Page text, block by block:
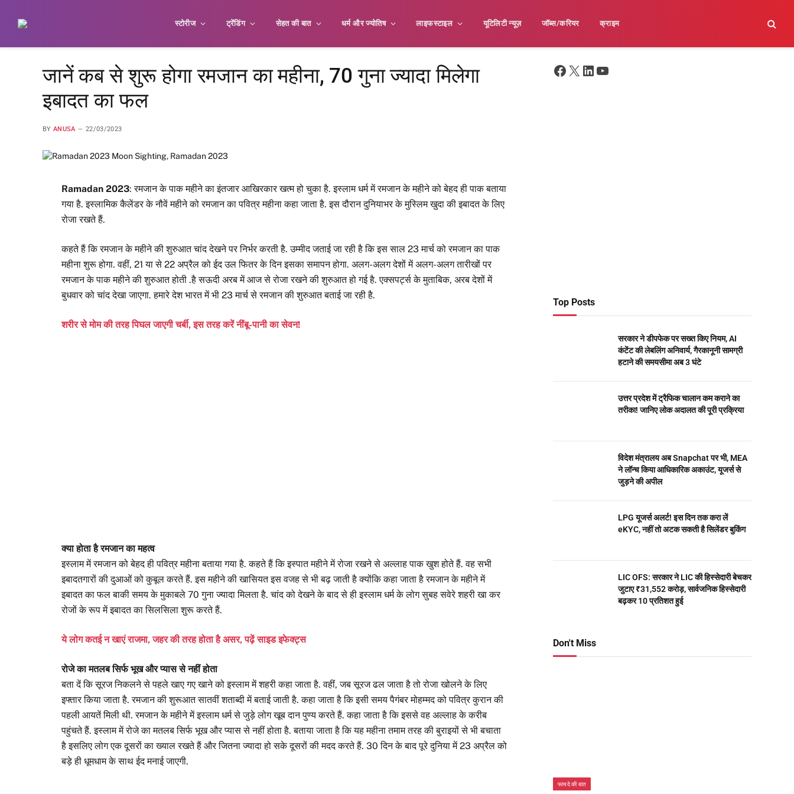
स्टोरीज ट्रेंडिंग सेहत की बात धर्म और ज्योतिष लाइफस्टाइल यूटिलिटी न्यूज़ जॉब्स/करियर क्राइम
जानें कब से शुरू होगा रमजान का महीना, 70 गुना ज्यादा मिलेगा
इबादत का फल
BY ANUSA 22/03/2023
Ramadan 2023: रमजान के पाक महीने का इंतजार आखिरकार खत्म हो चुका है. इस्लाम धर्म में रमजान के महीने को बेहद ही पाक बताया
गया है. इस्लामिक कैलेंडर के नौवें महीने को रमजान का पवित्र महीना कहा जाता है. इस दौरान दुनियाभर के मुस्लिम खुदा की इबादत के लिए
रोजा रखते हैं.
कहते हैं कि रमजान के महीने की शुरुआत चांद देखने पर निर्भर करती है. उम्मीद जताई जा रही है कि इस साल 23 मार्च को रमजान का पाक
महीना शुरू होगा. वहीं, 21 या से 22 अप्रैल को ईद उल फितर के दिन इसका समापन होगा. अलग-अलग देशों में अलग-अलग तारीखों पर
रमजान के पाक महीने की शुरुआत होती .है सऊदी अरब में आज से रोजा रखने की शुरुआत हो गई है. एक्सपर्ट्स के मुताबिक, अरब देशों में
बुधवार को चांद देखा जाएगा. हमारे देश भारत में भी 23 मार्च से रमजान की शुरुआत बताई जा रही है.
शरीर से मोम की तरह पिघल जाएगी चर्बी, इस तरह करें नींबू-पानी का सेवन!
क्या होता है रमजान का महत्व
इस्लाम में रमजान को बेहद ही पवित्र महीना बताया गया है. कहते हैं कि इस्पात महीने में रोजा रखने से अल्लाह पाक खुश होते हैं. वह सभी
इबादतगारों की दुआओं को कुबूल करते हैं. इस महीने की खासियत इस वजह से भी बढ़ जाती है क्योंकि कहा जाता है रमजान के महीने में
इबादत का फल बाकी समय के मुकाबले 70 गुना ज्यादा मिलता है. चांद को देखने के बाद से ही इस्लाम धर्म के लोग सुबह सवेरे शहरी खा कर
रोजों के रूप में इबादत का सिलसिला शुरू करते हैं.
ये लोग कतई न खाएं राजमा, जहर की तरह होता है असर, पढ़ें साइड इफेक्ट्स
रोजे का मतलब सिर्फ भूख और प्यास से नहीं होता
बता दें कि सूरज निकलने से पहले खाए गए खाने को इस्लाम में शहरी कहा जाता है. वहीं, जब सूरज ढल जाता है तो रोजा खोलने के लिए
इफ्तार किया जाता है. रमजान की शुरूआत सातवीं शताब्दी में बताई जाती है. कहा जाता है कि इसी समय पैगंबर मोहम्मद को पवित्र कुरान की
पहली आयतें मिली थी. रमजान के महीने में इस्लाम धर्म से जुड़े लोग खूब दान पुण्य करते हैं. कहा जाता है कि इससे वह अल्लाह के करीब
पहुंचते हैं. इस्लाम में रोजे का मतलब सिर्फ भूख और प्यास से नहीं होता है. बताया जाता है कि यह महीना तमाम तरह की बुराइयों से भी बचाता
है इसलिए लोग एक दूसरों का ख्याल रखते हैं और जितना ज्यादा हो सके दूसरों की मदद करते हैं. 30 दिन के बाद पूरे दुनिया में 23 अप्रैल को
बड़े ही धूमधाम के साथ ईद मनाई जाएगी.
Facebook
X LinkedIn
YouTube
Top Posts
सरकार ने डीपफेक पर सख्त किए नियम, AI
कंटेंट की लेबलिंग अनिवार्य, गैरकानूनी सामग्री
हटाने की समयसीमा अब 3 घंटे
उत्तर प्रदेश में ट्रैफिक चालान कम कराने का
तरीका! जानिए लोक अदालत की पूरी प्रक्रिया
विदेश मंत्रालय अब Snapchat पर भी, MEA
ने लॉन्च किया आधिकारिक अकाउंट, यूजर्स से
जुड़ने की अपील
LPG यूजर्स अलर्ट! इस दिन तक करा लें
eKYC, नहीं तो अटक सकती है सिलेंडर बुकिंग
LIC OFS: सरकार ने LIC की हिस्सेदारी बेचकर
जुटाए ₹31,552 करोड़, सार्वजनिक हिस्सेदारी
बढ़कर 10 प्रतिशत हुई
Don't Miss
फायदे की बात